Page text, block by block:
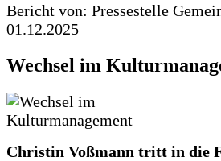
Bericht von: Pressestelle
01.12.2025
Wechsel im
Christin Voßmann tritt in die